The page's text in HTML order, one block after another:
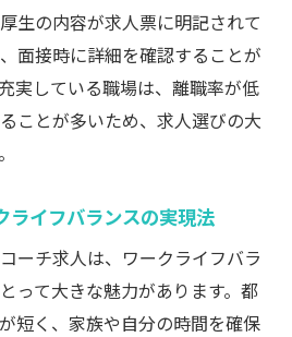
生の内容が求人票に明記されて
面接時に詳細を確認することが
実している職場は、離職率が低
ことが多いため、求人選びの大
ライフバランスの実現法
ーチ求人は、ワークライフバラ
って大きな魅力があります。都
短く、家族や自分の時間を確保